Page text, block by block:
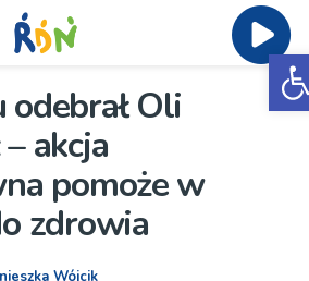
odebrał Oli
akcja
pomoże w
zdrowia
Wójcik